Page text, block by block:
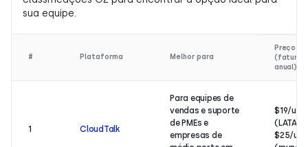
sua equipe.
# Plataforma Melhor para
Preço
anual)
1 CloudTalk
Para equipes de
vendas e suporte
de PMEs e
empresas de
$19/
$25/